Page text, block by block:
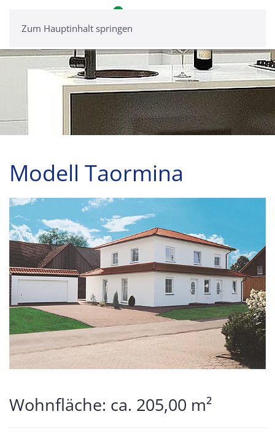
Zum Hauptinhalt springen
Modell Taormina
Wohnfläche: ca. 205,00 m²